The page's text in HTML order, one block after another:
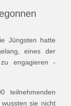
Jüngsten hatte
eines der
engagieren -
teilnehmenden
sie nicht